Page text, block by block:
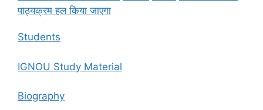
पाठ्यक्रम हल किया जाएगा
Students
IGNOU Study Material
Biography